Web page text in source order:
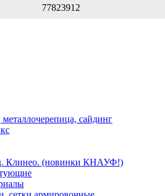
77823912
сайдинг
Клинео. (новинки КНАУФ!)